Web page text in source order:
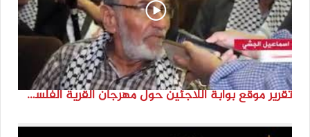
تقرير موقع بوابة اللاجئين حول مهرجان القرية الفلسطينية ( السميرية بلدتي)